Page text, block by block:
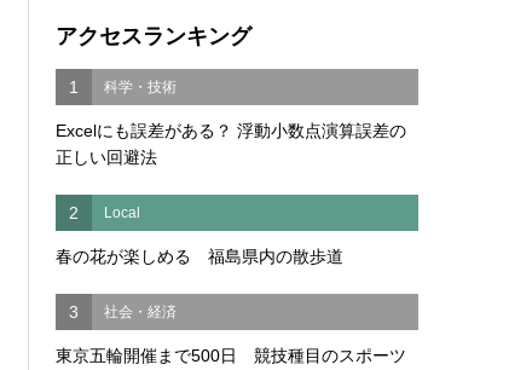
アクセスランキング
1 科学・技術
Excelにも誤差がある？ 浮動小数点演算誤差の
正しい回避法
2 Local
春の花が楽しめる 福島県内の散歩道
3 社会・経済
東京五輪開催まで500日 競技種目のスポーツ